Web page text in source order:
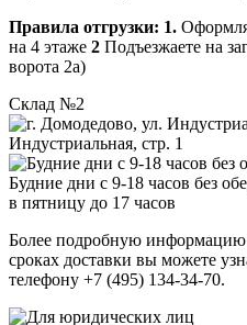
Правила отгрузки: 1.
на 4 этаже 2 Подъезжаете на
ворота 2а)
Склад №2
Индустриальная, стр. 1
Будние дни с 9-18 часов без
в пятницу до 17 часов
Более подробную информацию
сроках доставки вы можете
телефону +7 (495) 134-34-70.